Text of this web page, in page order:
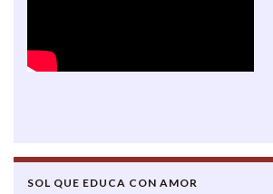
SOL QUE EDUCA CON AMOR